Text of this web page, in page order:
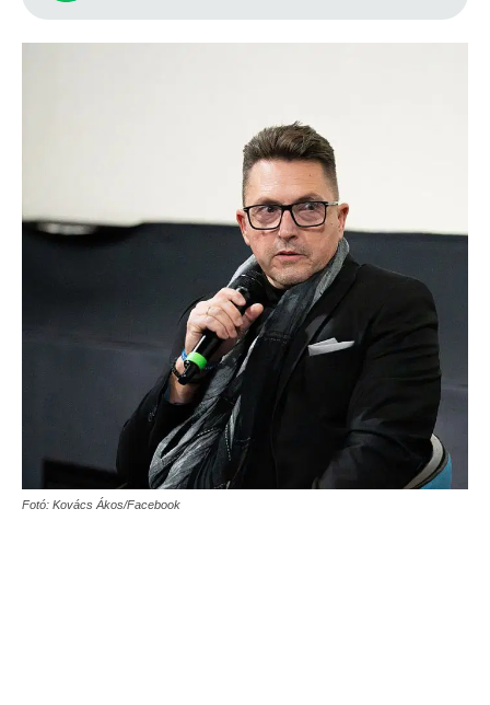
Fotó: Kovács Ákos/Facebook